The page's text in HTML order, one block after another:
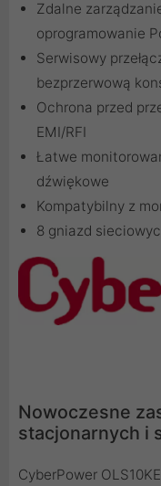
Zdalne
oprogramowanie
Serwisowy
bezprzerwową
Ochrona przed
EMI/RFI
Łatwe
dźwiękowe
Kompatybilny z
8 gniazd
Nowoczesne
stacjonarnych i
CyberPower